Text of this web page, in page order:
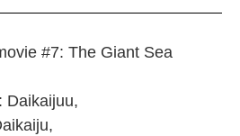
#7: The Giant Sea
Daikaijuu,